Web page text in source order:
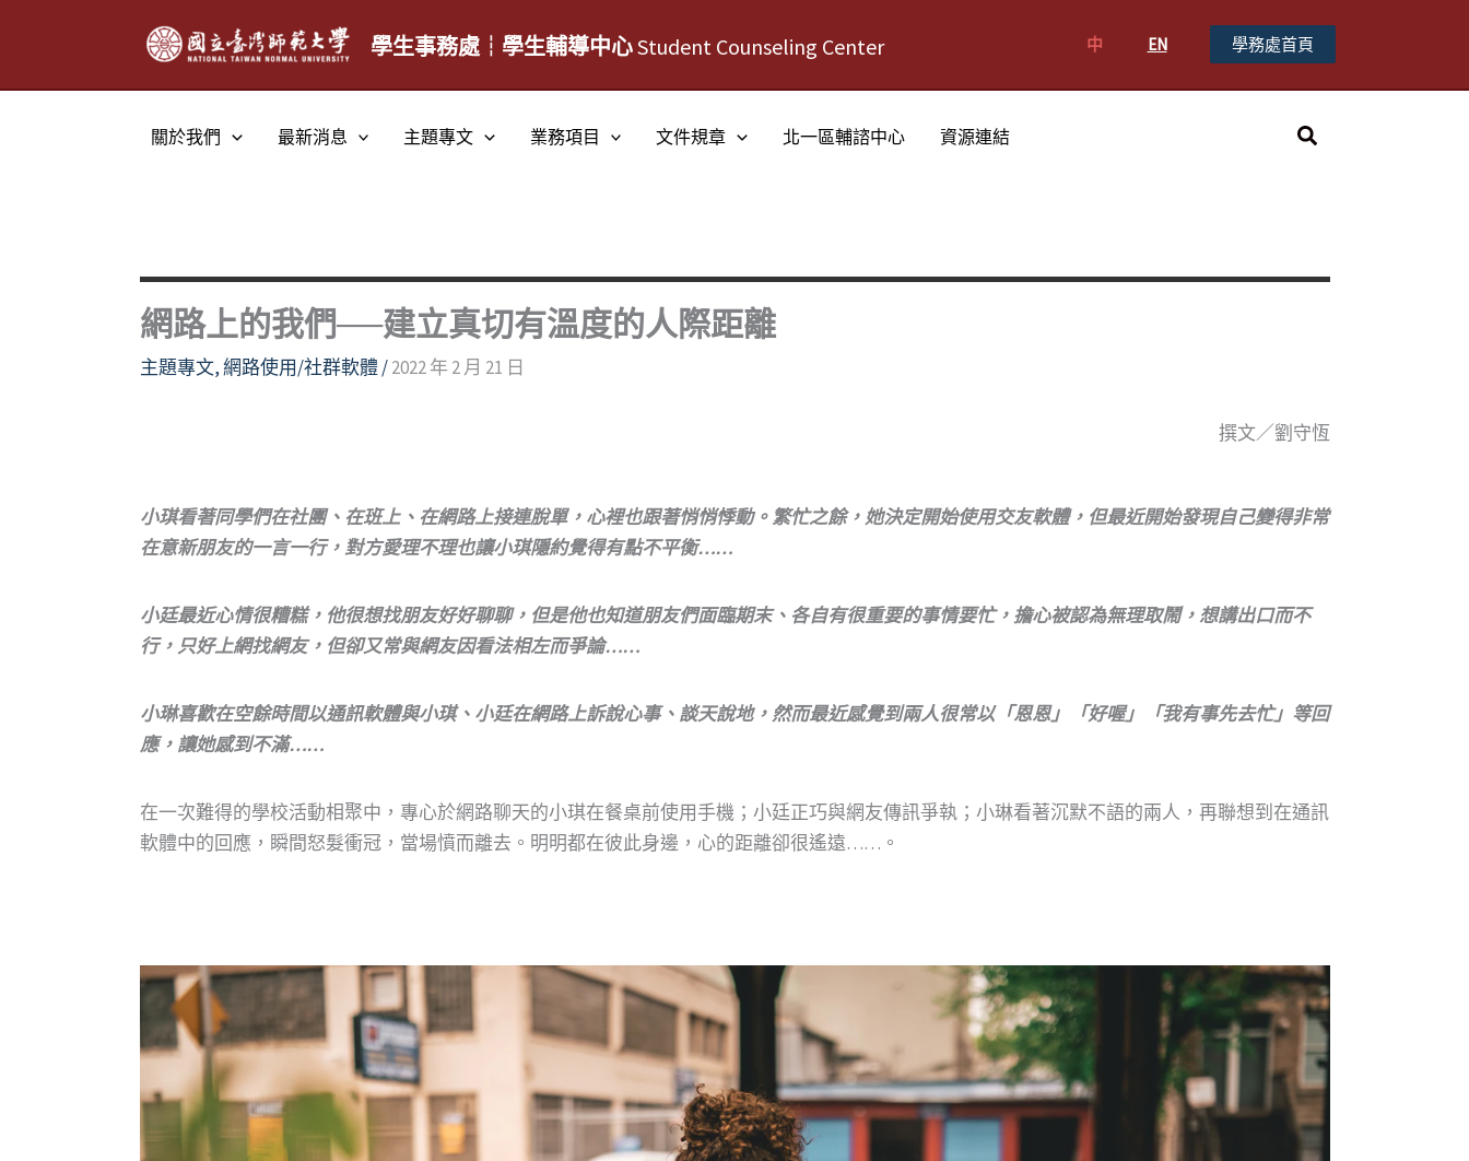
學生事務處┆學生輔導中心Student Counseling Center 中 EN 學務處首頁
關於我們 最新消息 主題專文 業務項目 文件規章 北一區輔諮中心 資源連結
搜
網路上的我們──建立真切有溫度的人際距離
主題專文,網路使用/社群軟體/2022 年 2 月 21 日
撰文／劉守恆
小琪看著同學們在社團、在班上、在網路上接連脫單，心裡也跟著悄悄悸動。繁忙之餘，她決定開始使用交友軟體，但最近開始發現自己變得非常
在意新朋友的一言一行，對方愛理不理也讓小琪隱約覺得有點不平衡……
小廷最近心情很糟糕，他很想找朋友好好聊聊，但是他也知道朋友們面臨期末、各自有很重要的事情要忙，擔心被認為無理取鬧，想講出口而不
行，只好上網找網友，但卻又常與網友因看法相左而爭論……
小琳喜歡在空餘時間以通訊軟體與小琪、小廷在網路上訴說心事、談天說地，然而最近感覺到兩人很常以「恩恩」「好喔」「我有事先去忙」等回
應，讓她感到不滿……
在一次難得的學校活動相聚中，專心於網路聊天的小琪在餐桌前使用手機；小廷正巧與網友傳訊爭執；小琳看著沉默不語的兩人，再聯想到在通訊
軟體中的回應，瞬間怒髮衝冠，當場憤而離去。明明都在彼此身邊，心的距離卻很遙遠……。